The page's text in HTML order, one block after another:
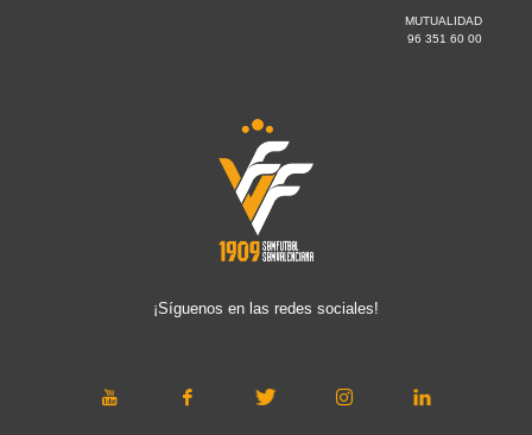
MUTUALIDAD
96 351 60 00
¡Síguenos en las redes sociales!